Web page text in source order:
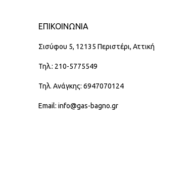
ΕΠΙΚΟΙΝΩΝΊΑ
Σισύφου 5, 12135 Περιστέρι, Αττική
Τηλ.: 210-5775549
Τηλ. Ανάγκης: 6947070124
Email: info@gas-bagno.gr